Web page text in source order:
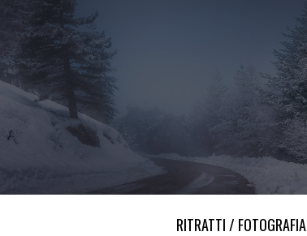
RITRATTI / FOTOGRAFIA